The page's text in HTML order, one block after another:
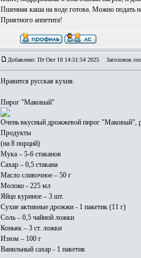
Пшенная каша на воде готова. Можно подать
Приятного аппетита!
Добавлено: Пт Окт 10 14:51:54 2025 Заголовок
Нравится русская кухня.
Пирог "Маковый"
Очень вкусный дрожжевой пирог "Маковый",
Продукты
(на 8 порций)
Мука – 5-6 стаканов
Сахар – 0,5 стакана
Масло сливочное – 50 г
Молоко - 225 мл
Яйцо куриное – 3 шт.
Сухие активные дрожжи - 1 пакетик (11 г)
Соль – 0,5 чайной ложки
Коньяк – 3 ст. ложки
Изюм – 100 г
Ванильный сахар - 1 пакетик